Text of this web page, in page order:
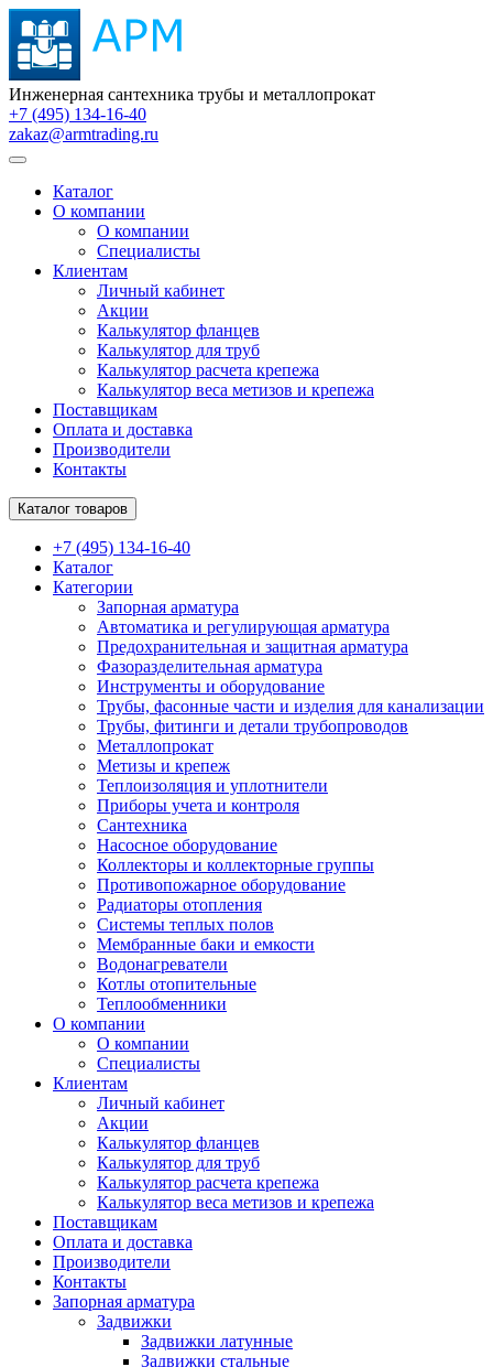
Инженерная сантехника трубы и металлопрокат
+7 (495) 134-16-40
zakaz@armtrading.ru
Каталог
О компании
О компании
Специалисты
Клиентам
Личный кабинет
Акции
Калькулятор фланцев
Калькулятор для труб
Калькулятор расчета крепежа
Калькулятор веса метизов и крепежа
Поставщикам
Оплата и доставка
Производители
Контакты
Каталог товаров
+7 (495) 134-16-40
Каталог
Категории
Запорная арматура
Автоматика и регулирующая арматура
Предохранительная и защитная арматура
Фазоразделительная арматура
Инструменты и оборудование
Трубы, фасонные части и изделия для канализации
Трубы, фитинги и детали трубопроводов
Металлопрокат
Метизы и крепеж
Теплоизоляция и уплотнители
Приборы учета и контроля
Сантехника
Насосное оборудование
Коллекторы и коллекторные группы
Противопожарное оборудование
Радиаторы отопления
Системы теплых полов
Мембранные баки и емкости
Водонагреватели
Котлы отопительные
Теплообменники
О компании
О компании
Специалисты
Клиентам
Личный кабинет
Акции
Калькулятор фланцев
Калькулятор для труб
Калькулятор расчета крепежа
Калькулятор веса метизов и крепежа
Поставщикам
Оплата и доставка
Производители
Контакты
Запорная арматура
Задвижки
Задвижки латунные
Задвижки стальные